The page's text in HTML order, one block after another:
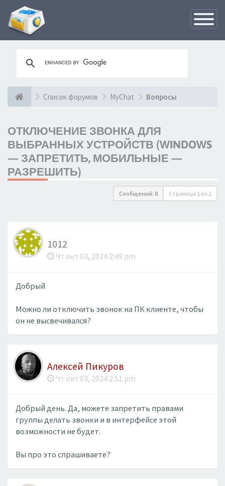
Список форумов MyChat Вопросы
ОТКЛЮЧЕНИЕ ЗВОНКА ДЛЯ
ВЫБРАННЫХ УСТРОЙСТВ (WINDOWS
— ЗАПРЕТИТЬ, МОБИЛЬНЫЕ —
РАЗРЕШИТЬ)
Сообщений: 8 Страница 1 из 1
1012
Чт окт 03, 2024 2:49 pm
Добрый
Можно ли отключить звонок на ПК клиенте, чтобы
он не высвечивался?
Алексей Пикуров
Чт окт 03, 2024 2:51 pm
Добрый день. Да, можете запретить правами
группы делать звонки и в интерфейсе этой
возможности не будет.
Вы про это спрашиваете?